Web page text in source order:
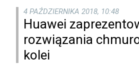
4 PAŹDZIERNIKA 2018, 10:48
Huawei
rozwiązania
kolei